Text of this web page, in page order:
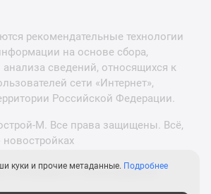
рекомендательные технологии
на основе сбора,
анализа сведений, относящихся к
сети «Интернет»,
Российской Федерации.
М. Все права защищены. Всё,
новостройках
Петербурга и Ленинградской
куки и прочие метаданные. Подробнее